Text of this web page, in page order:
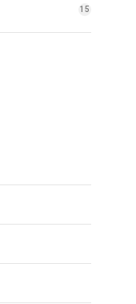
15